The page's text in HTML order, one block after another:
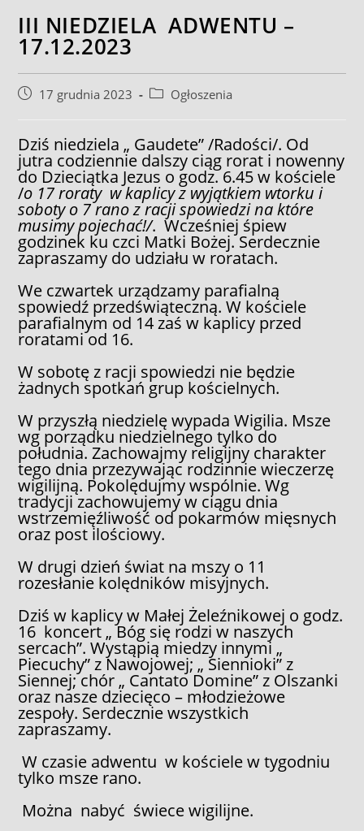
III NIEDZIELA ADWENTU –
17.12.2023
Post17 grudnia 2023
PostOgłoszenia
Dziś niedziela „ Gaudete” /Radości/. Od
jutra codziennie dalszy ciąg rorat i nowenny
do Dzieciątka Jezus o godz. 6.45 w kościele
/o 17 roraty w kaplicyz wyjątkiem wtorku i
soboty o 7 rano z racji spowiedzi na które
musimy pojechać!/. Wcześniej śpiew
godzinek ku czci Matki Bożej. Serdecznie
zapraszamy do udziału w roratach.
We czwartek urządzamy parafialną
spowiedź przedświąteczną. W kościele
parafialnym od 14 zaś w kaplicy przed
roratami od 16.
W sobotę z racji spowiedzi nie będzie
żadnych spotkań grup kościelnych.
W przyszłą niedzielę wypada Wigilia. Msze
wg porządku niedzielnego tylko do
południa. Zachowajmy religijny charakter
tego dnia przezywając rodzinnie wieczerzę
wigilijną. Pokolędujmy wspólnie. Wg
tradycji zachowujemy w ciągu dnia
wstrzemięźliwość od pokarmów mięsnych
oraz post ilościowy.
W drugi dzień świat na mszy o 11
rozesłanie kolędników misyjnych.
Dziś w kaplicy w Małej Żeleźnikowej o godz.
16 koncert „ Bóg się rodzi w naszych
sercach”. Wystąpią miedzy innymi „
Piecuchy” z Nawojowej; „ Siennioki” z
Siennej; chór „ Cantato Domine” z Olszanki
oraz nasze dziecięco – młodzieżowe
zespoły. Serdecznie wszystkich
zapraszamy.
W czasie adwentu w kościele w tygodniu
tylko msze rano.
Można nabyć świece wigilijne.